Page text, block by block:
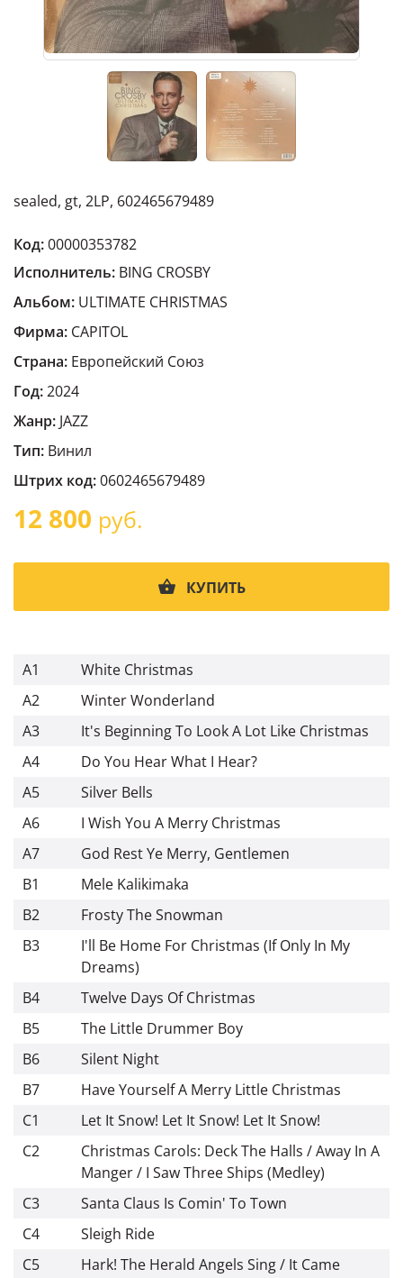
sealed, gt, 2LP, 602465679489
Код:00000353782
Исполнитель: BING CROSBY
Альбом: ULTIMATE CHRISTMAS
Фирма: CAPITOL
Страна: Европейский Cоюз
Год:2024
Жанр: JAZZ
Тип: Винил
Штрих код:0602465679489
12 800 руб.
КУПИТЬ
A1
White Christmas
A2
Winter Wonderland
A3
It's Beginning To Look A Lot Like Christmas
A4
Do You Hear What I Hear?
A5
Silver Bells
A6
I Wish You A Merry Christmas
A7
God Rest Ye Merry, Gentlemen
B1
Mele Kalikimaka
B2
Frosty The Snowman
B3
I'll Be Home For Christmas (If Only In My
Dreams)
B4
Twelve Days Of Christmas
B5
The Little Drummer Boy
B6
Silent Night
B7
Have Yourself A Merry Little Christmas
C1
Let It Snow! Let It Snow! Let It Snow!
C2
Christmas Carols: Deck The Halls / Away In A
Manger / I Saw Three Ships (Medley)
C3
Santa Claus Is Comin' To Town
C4
Sleigh Ride
C5
Hark! The Herald Angels Sing / It Came